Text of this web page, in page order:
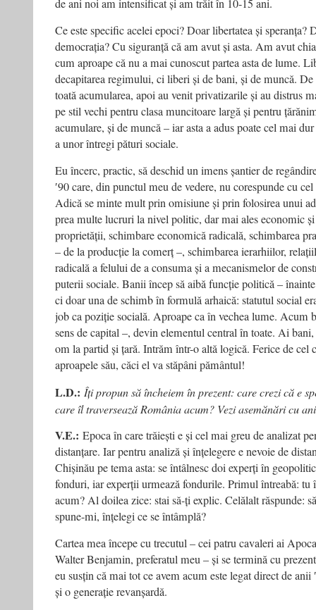
de ani noi am intensificat și am trăit în 10-15 ani.
Ce este specific acelei epoci? Doar libertatea și speranța?
democrația? Cu siguranță că am avut și asta. Am avut
cum aproape că nu a mai cunoscut partea asta de lume.
decapitarea regimului, ci liberi și de bani, și de muncă.
toată acumularea, apoi au venit privatizarile și au distrus
pe stil vechi pentru clasa muncitoare largă și pentru
acumulare, și de muncă – iar asta a adus poate cel mai
a unor întregi pături sociale.
Eu încerc, practic, să deschid un imens șantier de
ʹ90 care, din punctul meu de vedere, nu corespunde cu
Adică se minte mult prin omisiune și prin folosirea unui
prea multe lucruri la nivel politic, dar mai ales economic
proprietății, schimbare economică radicală, schimbarea
– de la producție la comerț –, schimbarea ierarhiilor,
radicală a felului de a consuma și a mecanismelor de
puterii sociale. Banii încep să aibă funcție politică –
ci doar una de schimb în formulă arhaică: statutul social
job ca poziție socială. Aproape ca în vechea lume. Acum
sens de capital –, devin elementul central în toate. Ai
om la partid și țară. Intrăm într-o altă logică. Ferice de cel
aproapele său, căci el va stăpâni pământul!
L.D.: Îți propun să încheiem în prezent: care crezi că e
care îl traversează România acum? Vezi asemănări cu
V.E.: Epoca în care trăiești e și cel mai greu de analizat
distanțare. Iar pentru analiză și înțelegere e nevoie de
Chișinău pe tema asta: se întâlnesc doi experți în
fonduri, iar experții urmează fondurile. Primul întreabă: tu
acum? Al doilea zice: stai să-ți explic. Celălalt răspunde:
spune-mi, înțelegi ce se întâmplă?
Cartea mea începe cu trecutul – cei patru cavaleri ai
Walter Benjamin, preferatul meu – și se termină cu
eu susțin că mai tot ce avem acum este legat direct de anii
și o generație revanșardă.